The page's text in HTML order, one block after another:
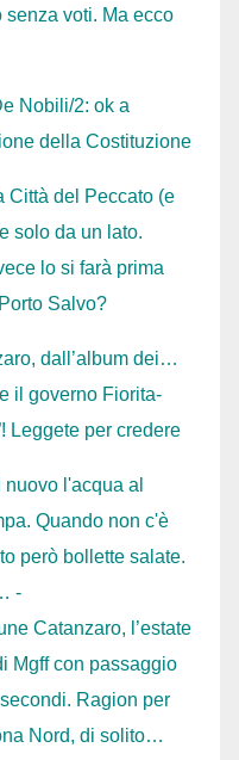
voti. Ma ecco
Nobili/2: ok a
della Costituzione
Città del Peccato (e
solo da un lato.
lo si farà prima
Salvo?
dall’album dei…
il governo Fiorita-
Leggete per credere
l'acqua al
Quando non c'è
però bollette salate.
-
Catanzaro, l’estate
Mgff con passaggio
Ragion per
Nord, di solito…